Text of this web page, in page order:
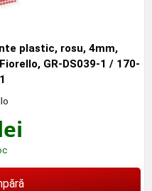
plastic, rosu, 4mm,
GR-DS039-1 / 170-